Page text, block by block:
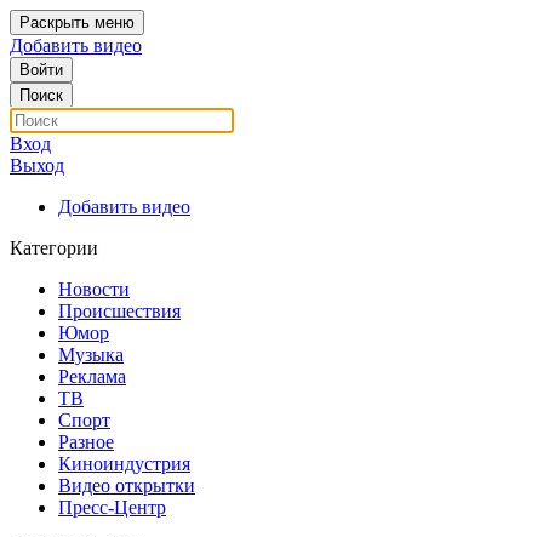
Раскрыть меню
Добавить видео
Войти
Поиск
Вход
Выход
Добавить видео
Категории
Новости
Происшествия
Юмор
Музыка
Реклама
ТВ
Спорт
Разное
Киноиндустрия
Видео открытки
Пресс-Центр